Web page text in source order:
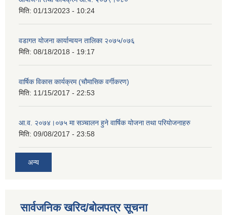
मिति: 01/13/2023 - 10:24
वडागत योजना कार्यान्वयन तालिका २०७५/०७६
मिति: 08/18/2018 - 19:17
वार्षिक विकास कार्यक्रम (चौमासिक वर्गीकरण)
मिति: 11/15/2017 - 22:53
आ.व. २०७४।०७५ मा सञ्चालन हुने वार्षिक योजना तथा परियोजनाहरु
मिति: 09/08/2017 - 23:58
अन्य
सार्वजनिक खरिद/बोलपत्र सूचना